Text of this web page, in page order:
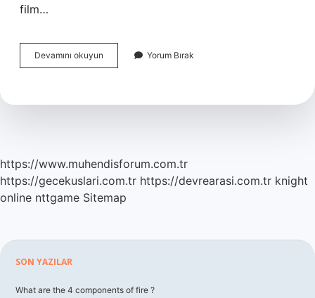
film…
Devamını okuyun
Tür
Demek
Yorum Bırak
https://www.muhendisforum.com.tr
https://gecekuslari.com.tr https://devrearasi.com.tr knight
online nttgame Sitemap
Sidebar
SON YAZILAR
What are the 4 components of fire ?